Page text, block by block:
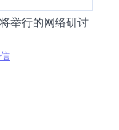
举行的网络研讨